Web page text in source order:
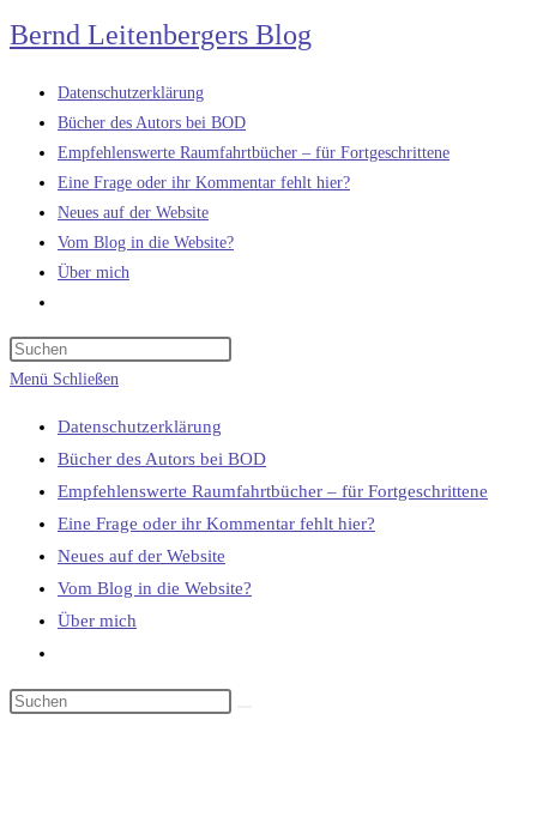
Zum
Inhalt
springen
Bernd Leitenbergers Blog
Datenschutzerklärung
Bücher des Autors bei BOD
Empfehlenswerte Raumfahrtbücher – für Fortgeschrittene
Eine Frage oder ihr Kommentar fehlt hier?
Neues auf der Website
Vom Blog in die Website?
Über mich
umschalten
Menü Schließen
Datenschutzerklärung
Bücher des Autors bei BOD
Empfehlenswerte Raumfahrtbücher – für Fortgeschrittene
Eine Frage oder ihr Kommentar fehlt hier?
Neues auf der Website
Vom Blog in die Website?
Über mich
umschalten